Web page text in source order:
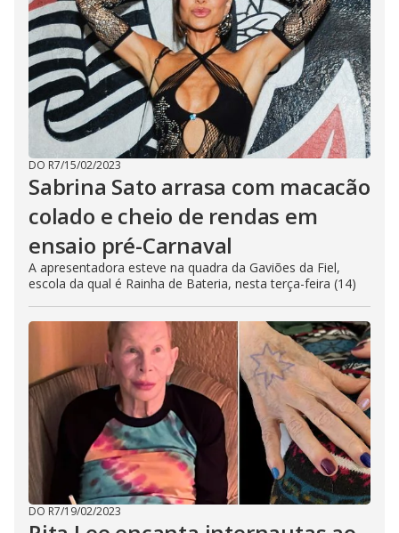
DO R7/15/02/2023
Sabrina Sato arrasa com macacão
colado e cheio de rendas em
ensaio pré-Carnaval
A apresentadora esteve na quadra da Gaviões da Fiel,
escola da qual é Rainha de Bateria, nesta terça-feira (14)
DO R7/19/02/2023